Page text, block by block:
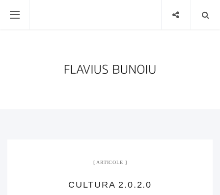
ARTICOLE
CULTURA 2.0.2.0